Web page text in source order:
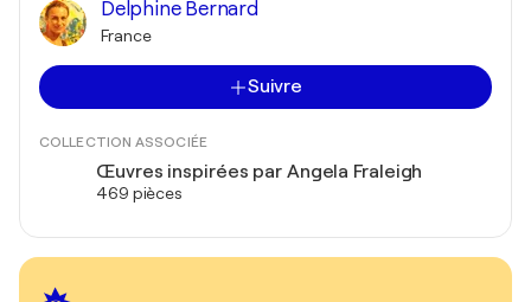
Delphine Bernard
France
Suivre
COLLECTION ASSOCIÉE
Œuvres inspirées par Angela Fraleigh
469 pièces